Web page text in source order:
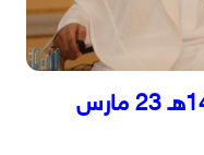
السبت 11 جمادى الأولى 1434هـ 23 مارس